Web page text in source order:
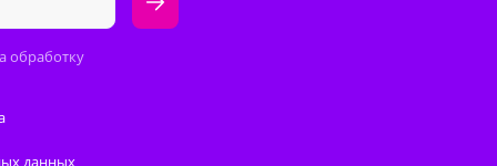
обработку
данных